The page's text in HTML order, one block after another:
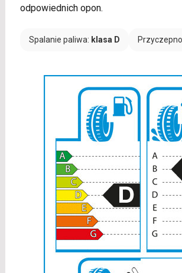
odpowiednich opon.
Spalanie paliwa: klasa D